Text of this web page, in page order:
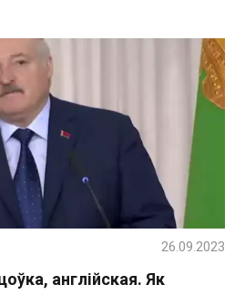
англійская. Як
26.09.2023